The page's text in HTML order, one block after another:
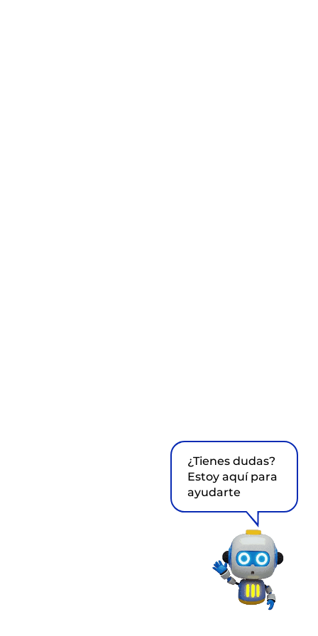
¿Tienes dudas?
Estoy aquí para
ayudarte